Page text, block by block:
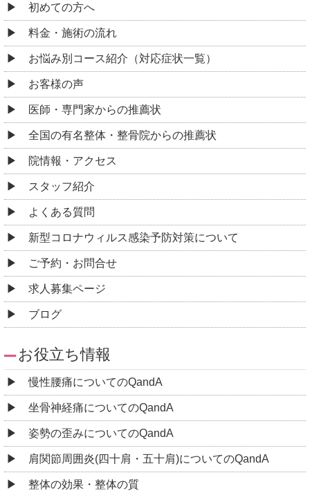
初めての方へ
料金・施術の流れ
お悩み別コース紹介（対応症状一覧）
お客様の声
医師・専門家からの推薦状
全国の有名整体・整骨院からの推薦状
院情報・アクセス
スタッフ紹介
よくある質問
新型コロナウィルス感染予防対策について
ご予約・お問合せ
求人募集ページ
ブログ
お役立ち情報
慢性腰痛についてのQandA
坐骨神経痛についてのQandA
姿勢の歪みについてのQandA
肩関節周囲炎(四十肩・五十肩)についてのQandA
整体の効果・整体の質